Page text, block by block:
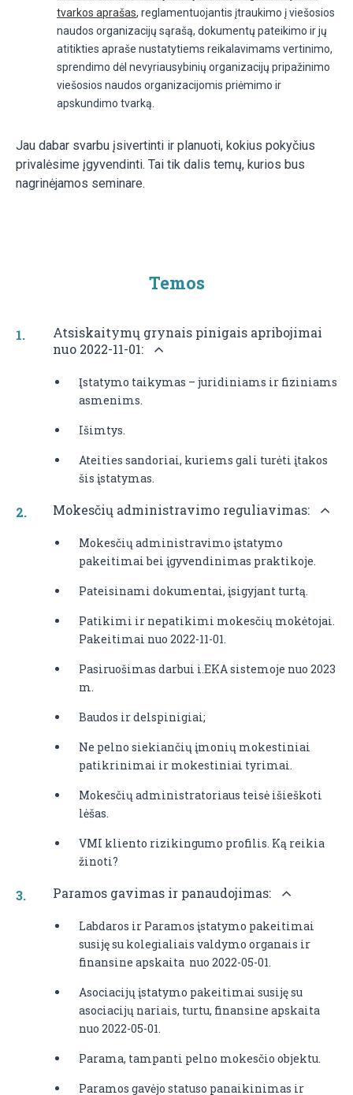
tvarkos aprašas, reglamentuojantis įtraukimo į viešosios
naudos organizacijų sąrašą, dokumentų pateikimo ir jų
atitikties apraše nustatytiems reikalavimams vertinimo,
sprendimo dėl nevyriausybinių organizacijų pripažinimo
viešosios naudos organizacijomis priėmimo ir
apskundimo tvarką.
Jau dabar svarbu įsivertinti ir planuoti, kokius pokyčius
privalėsime įgyvendinti. Tai tik dalis temų, kurios bus
nagrinėjamos seminare.
Temos
Atsiskaitymų grynais pinigais apribojimai
nuo 2022-11-01:
Įstatymo taikymas – juridiniams ir fiziniams
asmenims.
Išimtys.
Ateities sandoriai, kuriems gali turėti įtakos
šis įstatymas.
Mokesčių administravimo reguliavimas:
Mokesčių administravimo įstatymo
pakeitimai bei įgyvendinimas praktikoje.
Pateisinami dokumentai, įsigyjant turtą.
Patikimi ir nepatikimi mokesčių mokėtojai.
Pakeitimai nuo 2022-11-01.
Pasiruošimas darbui i.EKA sistemoje nuo 2023
m.
Baudos ir delspinigiai;
Ne pelno siekiančių įmonių mokestiniai
patikrinimai ir mokestiniai tyrimai.
Mokesčių administratoriaus teisė išieškoti
lėšas.
VMI kliento rizikingumo profilis. Ką reikia
žinoti?
Paramos gavimas ir panaudojimas:
Labdaros ir Paramos įstatymo pakeitimai
susiję su kolegialiais valdymo organais ir
finansine apskaita nuo 2022-05-01.
Asociacijų įstatymo pakeitimai susiję su
asociacijų nariais, turtu, finansine apskaita
nuo 2022-05-01.
Parama, tampanti pelno mokesčio objektu.
Paramos gavėjo statuso panaikinimas ir